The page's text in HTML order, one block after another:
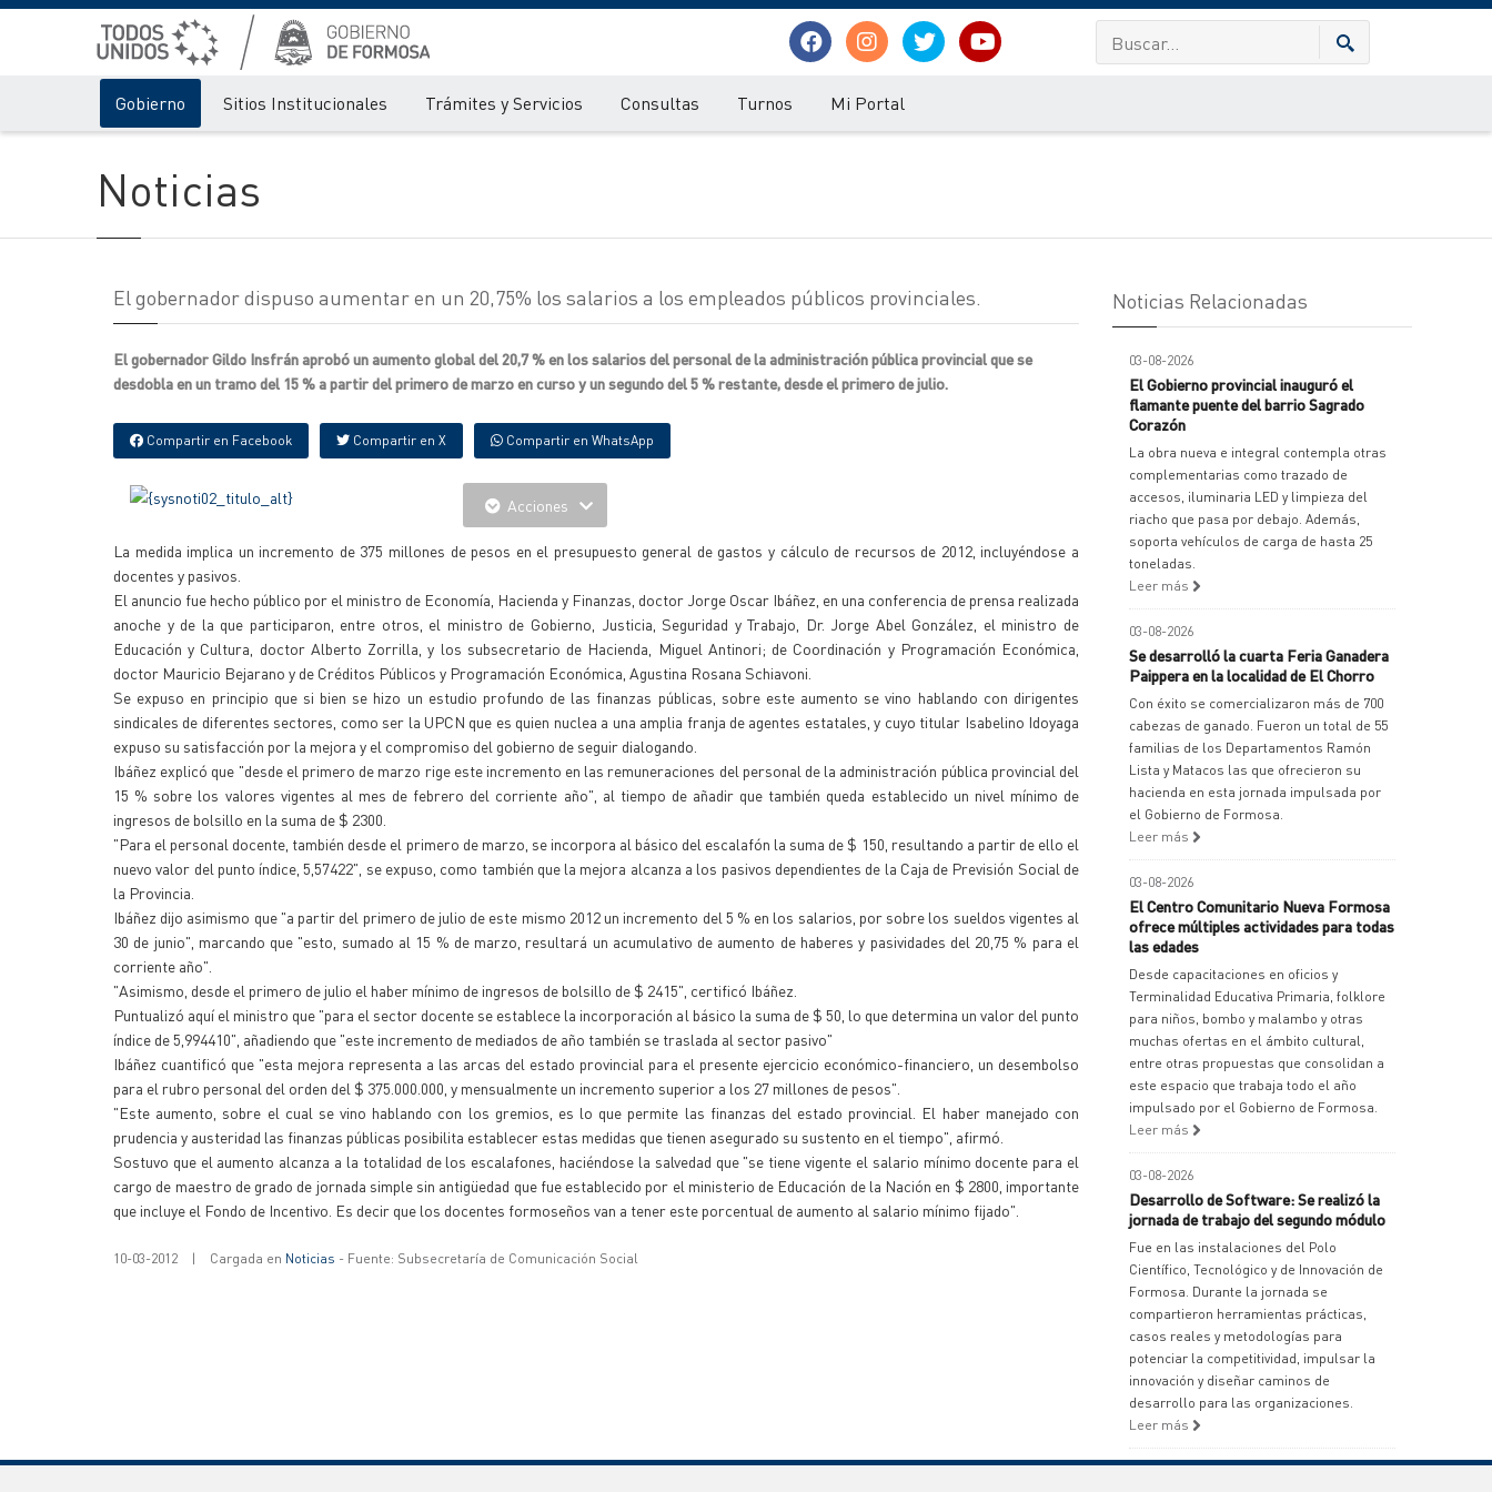
Gobierno Sitios Institucionales Trámites y Servicios Consultas Turnos Mi Portal
Noticias
El gobernador dispuso aumentar en un 20,75% los salarios a los empleados públicos provinciales.
El gobernador Gildo Insfrán aprobó un aumento global del 20,7 % en los salarios del personal de la administración pública provincial que se
desdobla en un tramo del 15 % a partir del primero de marzo en curso y un segundo del 5 % restante, desde el primero de julio.
Compartir en Facebook Compartir en X Compartir en WhatsApp
Acciones
La medida implica un incremento de 375 millones de pesos en el presupuesto general de gastos y cálculo de recursos de 2012, incluyéndose a
docentes y pasivos.
El anuncio fue hecho público por el ministro de Economía, Hacienda y Finanzas, doctor Jorge Oscar Ibáñez, en una conferencia de prensa realizada
anoche y de la que participaron, entre otros, el ministro de Gobierno, Justicia, Seguridad y Trabajo, Dr. Jorge Abel González, el ministro de
Educación y Cultura, doctor Alberto Zorrilla, y los subsecretario de Hacienda, Miguel Antinori; de Coordinación y Programación Económica,
doctor Mauricio Bejarano y de Créditos Públicos y Programación Económica, Agustina Rosana Schiavoni.
Se expuso en principio que si bien se hizo un estudio profundo de las finanzas públicas, sobre este aumento se vino hablando con dirigentes
sindicales de diferentes sectores, como ser la UPCN que es quien nuclea a una amplia franja de agentes estatales, y cuyo titular Isabelino Idoyaga
expuso su satisfacción por la mejora y el compromiso del gobierno de seguir dialogando.
Ibáñez explicó que "desde el primero de marzo rige este incremento en las remuneraciones del personal de la administración pública provincial del
15 % sobre los valores vigentes al mes de febrero del corriente año", al tiempo de añadir que también queda establecido un nivel mínimo de
ingresos de bolsillo en la suma de $ 2300.
"Para el personal docente, también desde el primero de marzo, se incorpora al básico del escalafón la suma de $ 150, resultando a partir de ello el
nuevo valor del punto índice, 5,57422", se expuso, como también que la mejora alcanza a los pasivos dependientes de la Caja de Previsión Social de
la Provincia.
Ibáñez dijo asimismo que "a partir del primero de julio de este mismo 2012 un incremento del 5 % en los salarios, por sobre los sueldos vigentes al
30 de junio", marcando que "esto, sumado al 15 % de marzo, resultará un acumulativo de aumento de haberes y pasividades del 20,75 % para el
corriente año".
"Asimismo, desde el primero de julio el haber mínimo de ingresos de bolsillo de $ 2415", certificó Ibáñez.
Puntualizó aquí el ministro que "para el sector docente se establece la incorporación al básico la suma de $ 50, lo que determina un valor del punto
índice de 5,994410", añadiendo que "este incremento de mediados de año también se traslada al sector pasivo"
Ibáñez cuantificó que "esta mejora representa a las arcas del estado provincial para el presente ejercicio económico-financiero, un desembolso
para el rubro personal del orden del $ 375.000.000, y mensualmente un incremento superior a los 27 millones de pesos".
"Este aumento, sobre el cual se vino hablando con los gremios, es lo que permite las finanzas del estado provincial. El haber manejado con
prudencia y austeridad las finanzas públicas posibilita establecer estas medidas que tienen asegurado su sustento en el tiempo", afirmó.
Sostuvo que el aumento alcanza a la totalidad de los escalafones, haciéndose la salvedad que "se tiene vigente el salario mínimo docente para el
cargo de maestro de grado de jornada simple sin antigüedad que fue establecido por el ministerio de Educación de la Nación en $ 2800, importante
que incluye el Fondo de Incentivo. Es decir que los docentes formoseños van a tener este porcentual de aumento al salario mínimo fijado".
10-03-2012 | Cargada en Noticias - Fuente: Subsecretaría de Comunicación Social
Noticias Relacionadas
03-08-2026
El Gobierno provincial inauguró el
flamante puente del barrio Sagrado
Corazón
La obra nueva e integral contempla otras
complementarias como trazado de
accesos, iluminaria LED y limpieza del
riacho que pasa por debajo. Además,
soporta vehículos de carga de hasta 25
toneladas.
Leer más
03-08-2026
Se desarrolló la cuarta Feria Ganadera
Paippera en la localidad de El Chorro
Con éxito se comercializaron más de 700
cabezas de ganado. Fueron un total de 55
familias de los Departamentos Ramón
Lista y Matacos las que ofrecieron su
hacienda en esta jornada impulsada por
el Gobierno de Formosa.
Leer más
03-08-2026
El Centro Comunitario Nueva Formosa
ofrece múltiples actividades para todas
las edades
Desde capacitaciones en oficios y
Terminalidad Educativa Primaria, folklore
para niños, bombo y malambo y otras
muchas ofertas en el ámbito cultural,
entre otras propuestas que consolidan a
este espacio que trabaja todo el año
impulsado por el Gobierno de Formosa.
Leer más
03-08-2026
Desarrollo de Software: Se realizó la
jornada de trabajo del segundo módulo
Fue en las instalaciones del Polo
Científico, Tecnológico y de Innovación de
Formosa. Durante la jornada se
compartieron herramientas prácticas,
casos reales y metodologías para
potenciar la competitividad, impulsar la
innovación y diseñar caminos de
desarrollo para las organizaciones.
Leer más